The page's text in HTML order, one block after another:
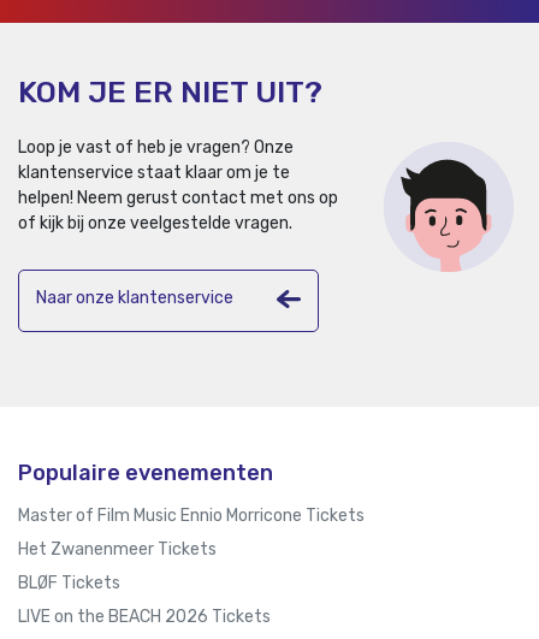
KOM JE ER NIET UIT?
Loop je vast of heb je vragen? Onze
klantenservice staat klaar om je te
helpen! Neem gerust contact met ons op
of kijk bij onze veelgestelde vragen.
Naar onze klantenservice
Populaire evenementen
Master of Film Music Ennio Morricone Tickets
Het Zwanenmeer Tickets
BLØF Tickets
LIVE on the BEACH 2026 Tickets